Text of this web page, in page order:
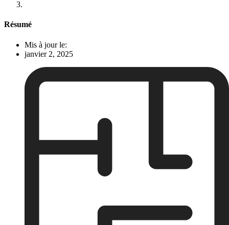
Résumé
Mis à jour le:
janvier 2, 2025